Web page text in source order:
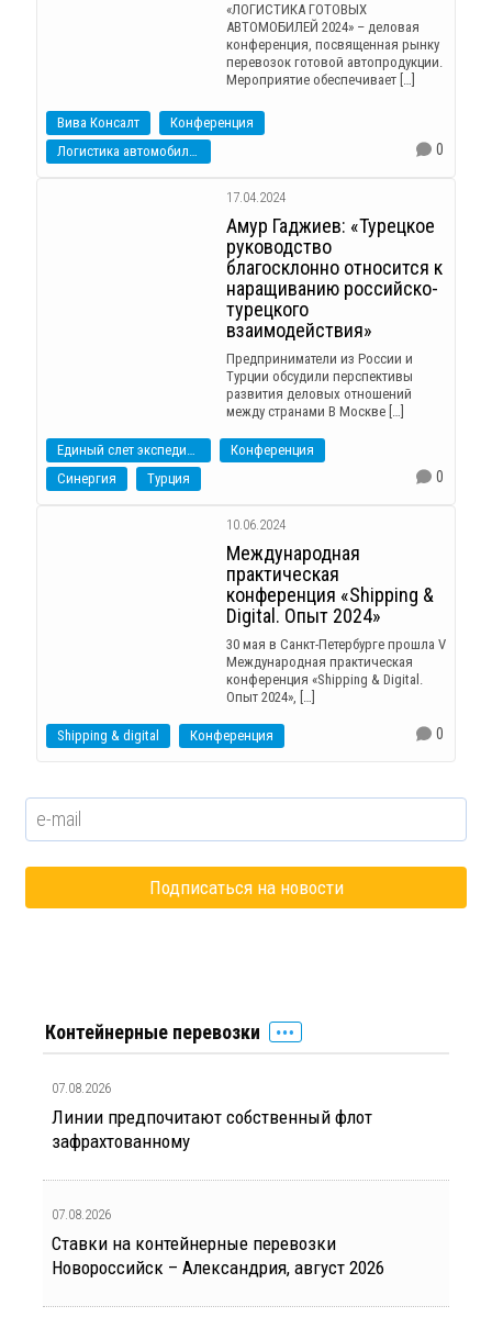
«ЛОГИСТИКА ГОТОВЫХ
АВТОМОБИЛЕЙ 2024» – деловая
конференция, посвященная рынку
перевозок готовой автопродукции.
Мероприятие обеспечивает […]
Вива Консалт
Конференция
Логистика автомобилей
0
17.04.2024
Амур Гаджиев: «Турецкое
руководство
благосклонно относится к
наращиванию российско-
турецкого
взаимодействия»
Предприниматели из России и
Турции обсудили перспективы
развития деловых отношений
между странами В Москве […]
Единый слет экспедиторов
Конференция
Синергия
Турция 0
10.06.2024
Международная
практическая
конференция «Shipping &
Digital. Опыт 2024»
30 мая в Санкт-Петербурге прошла V
Международная практическая
конференция «Shipping & Digital.
Опыт 2024», […]
Shipping & digital Конференция 0
Контейнерные перевозки
07.08.2026
Линии предпочитают собственный флот
зафрахтованному
07.08.2026
Ставки на контейнерные перевозки
Новороссийск – Александрия, август 2026